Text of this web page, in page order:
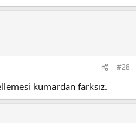
#28
kumardan farksız.